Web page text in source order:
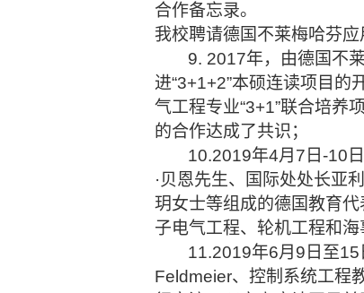
合作备忘录。
我校聘请德国不莱梅哈芬
9. 2017年，由德国不
进“3+1+2”本硕连读项目
气工程专业“3+1”联合培养
的合作达成了共识；
10.2019年4月7日-10
·贝恩先生、国际处处长亚
玥女士等组成的德国教育
子电气工程、轮机工程和海
11.2019年6月9日至
Feldmeier、控制系统工程